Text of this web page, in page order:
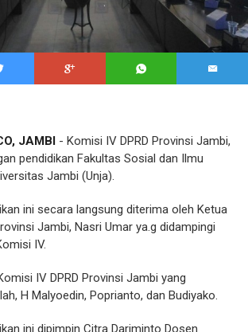
JAMBI - Komisi IV DPRD Provinsi Jambi,
pendidikan Fakultas Sosial dan Ilmu
Jambi (Unja).
ini secara langsung diterima oleh Ketua
Jambi, Nasri Umar ya.g didampingi
IV.
IV DPRD Provinsi Jambi yang
H Malyoedin, Poprianto, dan Budiyako.
ini dipimpin Citra Dariminto Dosen